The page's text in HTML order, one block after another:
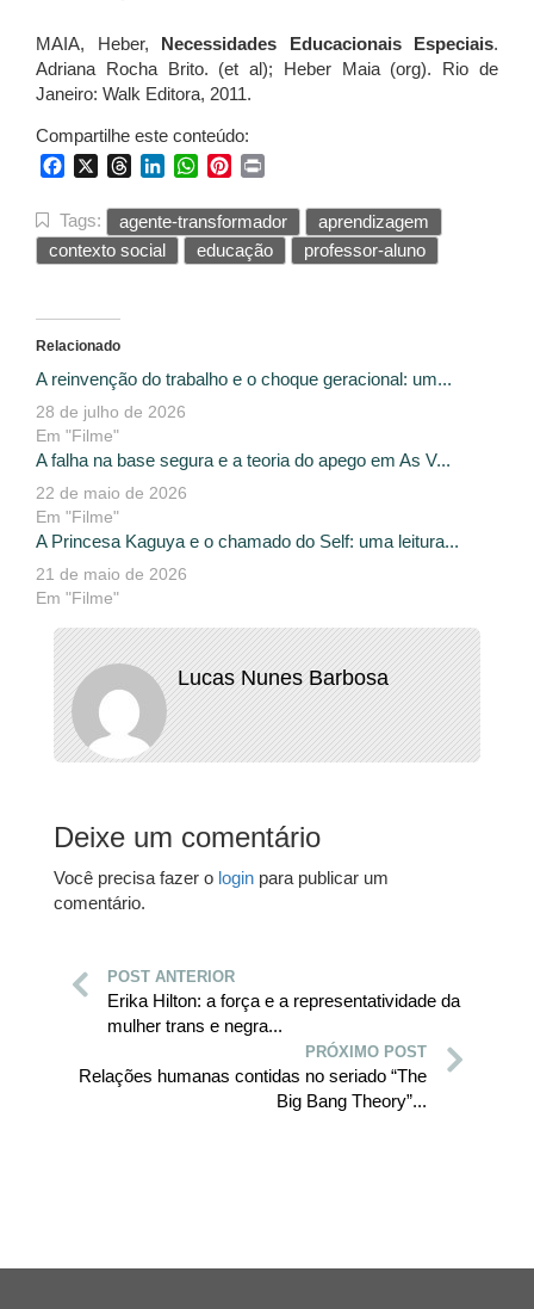
MAIA, Heber, Necessidades Educacionais Especiais.
Adriana Rocha Brito. (et al); Heber Maia (org). Rio de
Janeiro: Walk Editora, 2011.
Compartilhe este conteúdo:
FacebookThreadsLinkedInWhatsApp
Pinterest
Tags: agente-transformador
aprendizagem
contexto social
educação professor-aluno
Relacionado
A reinvenção do trabalho e o choque geracional: um...
28 de julho de 2026
Em "Filme"
A falha na base segura e a teoria do apego em As V...
22 de maio de 2026
Em "Filme"
A Princesa Kaguya e o chamado do Self: uma leitura...
21 de maio de 2026
Em "Filme"
Lucas Nunes Barbosa
Deixe um comentário
Você precisa fazer o login para publicar um
comentário.
POST ANTERIOR
Erika Hilton: a força e a representatividade da
mulher trans e negra...
PRÓXIMO POST
Relações humanas contidas no seriado “The
Big Bang Theory”...